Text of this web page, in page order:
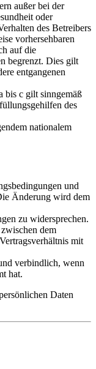
außer bei der
oder
des Betreibers
vorhersehbaren
auf die
begrenzt. Dies gilt
entgangenen
bis c gilt sinngemäß
des
nationalem
und
Änderung wird dem
zu widersprechen.
dem
mit
verbindlich, wenn
hat.
Daten